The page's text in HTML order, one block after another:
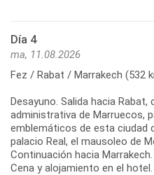
Día 4
ma, 11.08.2026
Fez / Rabat / Marrakech (532
Desayuno. Salida hacia
administrativa de Marruecos,
emblemáticos de esta ciudad
palacio Real, el mausoleo de
Continuación hacia
Cena y alojamiento en el hotel.